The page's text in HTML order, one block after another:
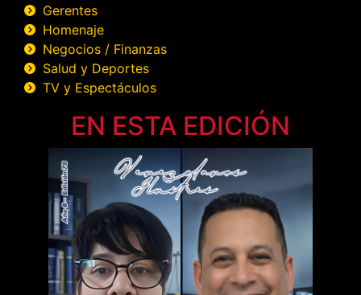
Gerentes
Homenaje
Negocios / Finanzas
Salud y Deportes
TV y Espectáculos
EN ESTA EDICIÓN